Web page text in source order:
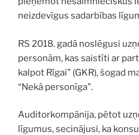
neizdevīgus sadarbības
RS 2018. gadā noslēgusi
personām, kas saistīti ar
kalpot Rīgai” (GKR), šogad
“Nekā personīga”.
Auditorkompānija, pētot
līgumus, secinājusi, ka